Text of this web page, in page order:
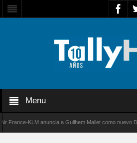
Menu
KLM anuncia a Guilhem Mallet como nuevo